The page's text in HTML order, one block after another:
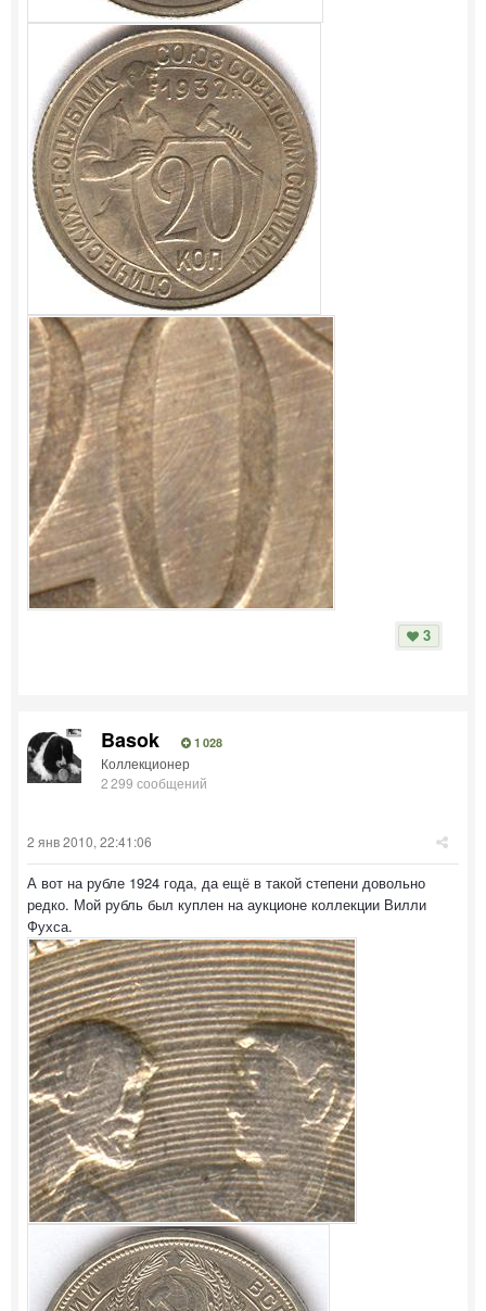
3
Basok 1 028
Коллекционер
2 299 сообщений
2 янв 2010, 22:41:06
А вот на рубле 1924 года, да ещё в такой степени довольно
редко. Мой рубль был куплен на аукционе коллекции Вилли
Фухса.